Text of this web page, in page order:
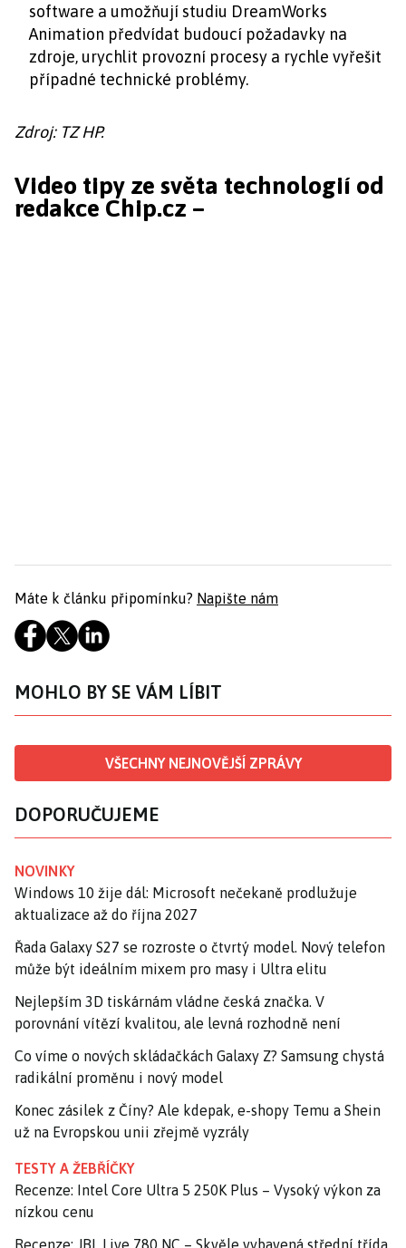
software a umožňují studiu DreamWorks
Animation předvídat budoucí požadavky na
zdroje, urychlit provozní procesy a rychle vyřešit
případné technické problémy.
Zdroj: TZ HP.
Video tipy ze světa technologií od
redakce Chip.cz –
Máte k článku připomínku? Napište nám
MOHLO BY SE VÁM LÍBIT
VŠECHNY NEJNOVĚJŠÍ ZPRÁVY
DOPORUČUJEME
NOVINKY
Windows 10 žije dál: Microsoft nečekaně prodlužuje
aktualizace až do října 2027
Řada Galaxy S27 se rozroste o čtvrtý model. Nový telefon
může být ideálním mixem pro masy i Ultra elitu
Nejlepším 3D tiskárnám vládne česká značka. V
porovnání vítězí kvalitou, ale levná rozhodně není
Co víme o nových skládačkách Galaxy Z? Samsung chystá
radikální proměnu i nový model
Konec zásilek z Číny? Ale kdepak, e-shopy Temu a Shein
už na Evropskou unii zřejmě vyzrály
TESTY A ŽEBŘÍČKY
Recenze: Intel Core Ultra 5 250K Plus – Vysoký výkon za
nízkou cenu
Recenze: JBL Live 780 NC – Skvěle vybavená střední třída